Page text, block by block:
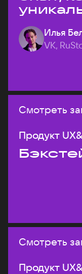
на
Илья
VK,
Смотреть
Продукт
Смотреть
Продукт